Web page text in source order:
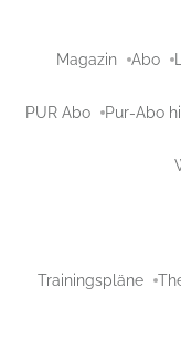
Magazin Abo
PUR Abo Pur-Abo
Trainingspläne